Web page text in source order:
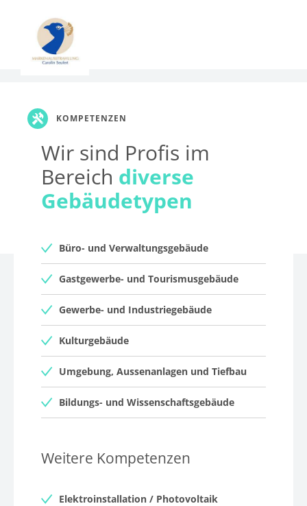
KOMPETENZEN
Wir sind Profis im
Bereich diverse
Gebäudetypen
Büro- und Verwaltungsgebäude
Gastgewerbe- und Tourismusgebäude
Gewerbe- und Industriegebäude
Kulturgebäude
Umgebung, Aussenanlagen und Tiefbau
Bildungs- und Wissenschaftsgebäude
Weitere Kompetenzen
Elektroinstallation / Photovoltaik